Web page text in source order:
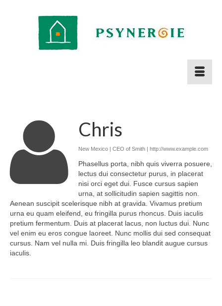
Chris
New Mexico | CEO of Smith | http://www.example.com
Phasellus porta, nibh quis viverra posuere,
lectus dui consectetur purus, in placerat
nisi orci eget dui. Fusce cursus sapien
urna, at sollicitudin sapien sagittis non.
Aenean suscipit scelerisque nibh at gravida. Vivamus pretium
urna eu quam eleifend, eu fringilla purus rhoncus. Duis iaculis
pretium fermentum. Duis at placerat lacus, non luctus dui. Nunc
vel enim eu eros congue laoreet. Nunc mollis dui sed consequat
cursus. Nam vel nulla mi. Duis fringilla leo blandit augue cursus
iaculis.